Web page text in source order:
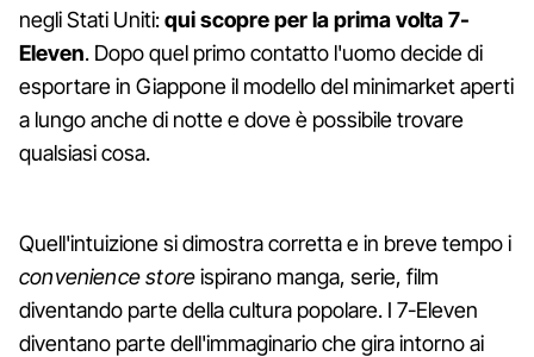
negli Stati Uniti:qui scopre per la prima volta 7-
Eleven. Dopo quel primo contatto l'uomo decide di
esportare in Giappone il modello del minimarket aperti
a lungo anche di notte e dove è possibile trovare
qualsiasi cosa.
Quell'intuizione si dimostra corretta e in breve tempo i
convenience storeispirano manga, serie, film
diventando parte della cultura popolare. I 7-Eleven
diventano parte dell'immaginario che gira intorno ai